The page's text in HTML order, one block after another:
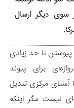
سوی دیگر ارسال
پیوستن تا حد زیادی
برای پیوند
مرکزی تبدیل
نیست مگر اینکه